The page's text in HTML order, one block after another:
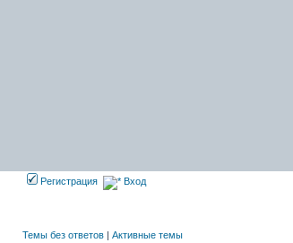
Регистрация Вход
Темы без ответов | Активные темы